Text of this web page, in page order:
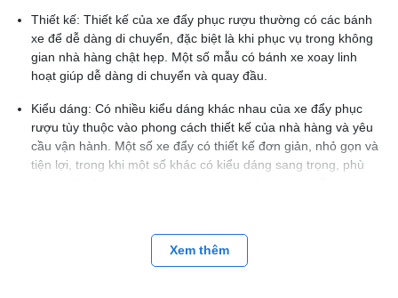
Thiết kế: Thiết kế của xe đẩy phục rượu thường có các bánh
xe để dễ dàng di chuyển, đặc biệt là khi phục vụ trong không
gian nhà hàng chật hẹp. Một số mẫu có bánh xe xoay linh
hoạt giúp dễ dàng di chuyển và quay đầu.
Kiểu dáng: Có nhiều kiểu dáng khác nhau của xe đẩy phục
rượu tùy thuộc vào phong cách thiết kế của nhà hàng và yêu
cầu vận hành. Một số xe đẩy có thiết kế đơn giản, nhỏ gọn và
tiện lợi, trong khi một số khác có kiểu dáng sang trọng, phù
hàng phục vụ khách hàng nhanh chóng và hiệu quả hơn, đồng
thời mang đến trải nghiệm dịch vụ chuyên nghiệp và tiện lợi
Xem thêm